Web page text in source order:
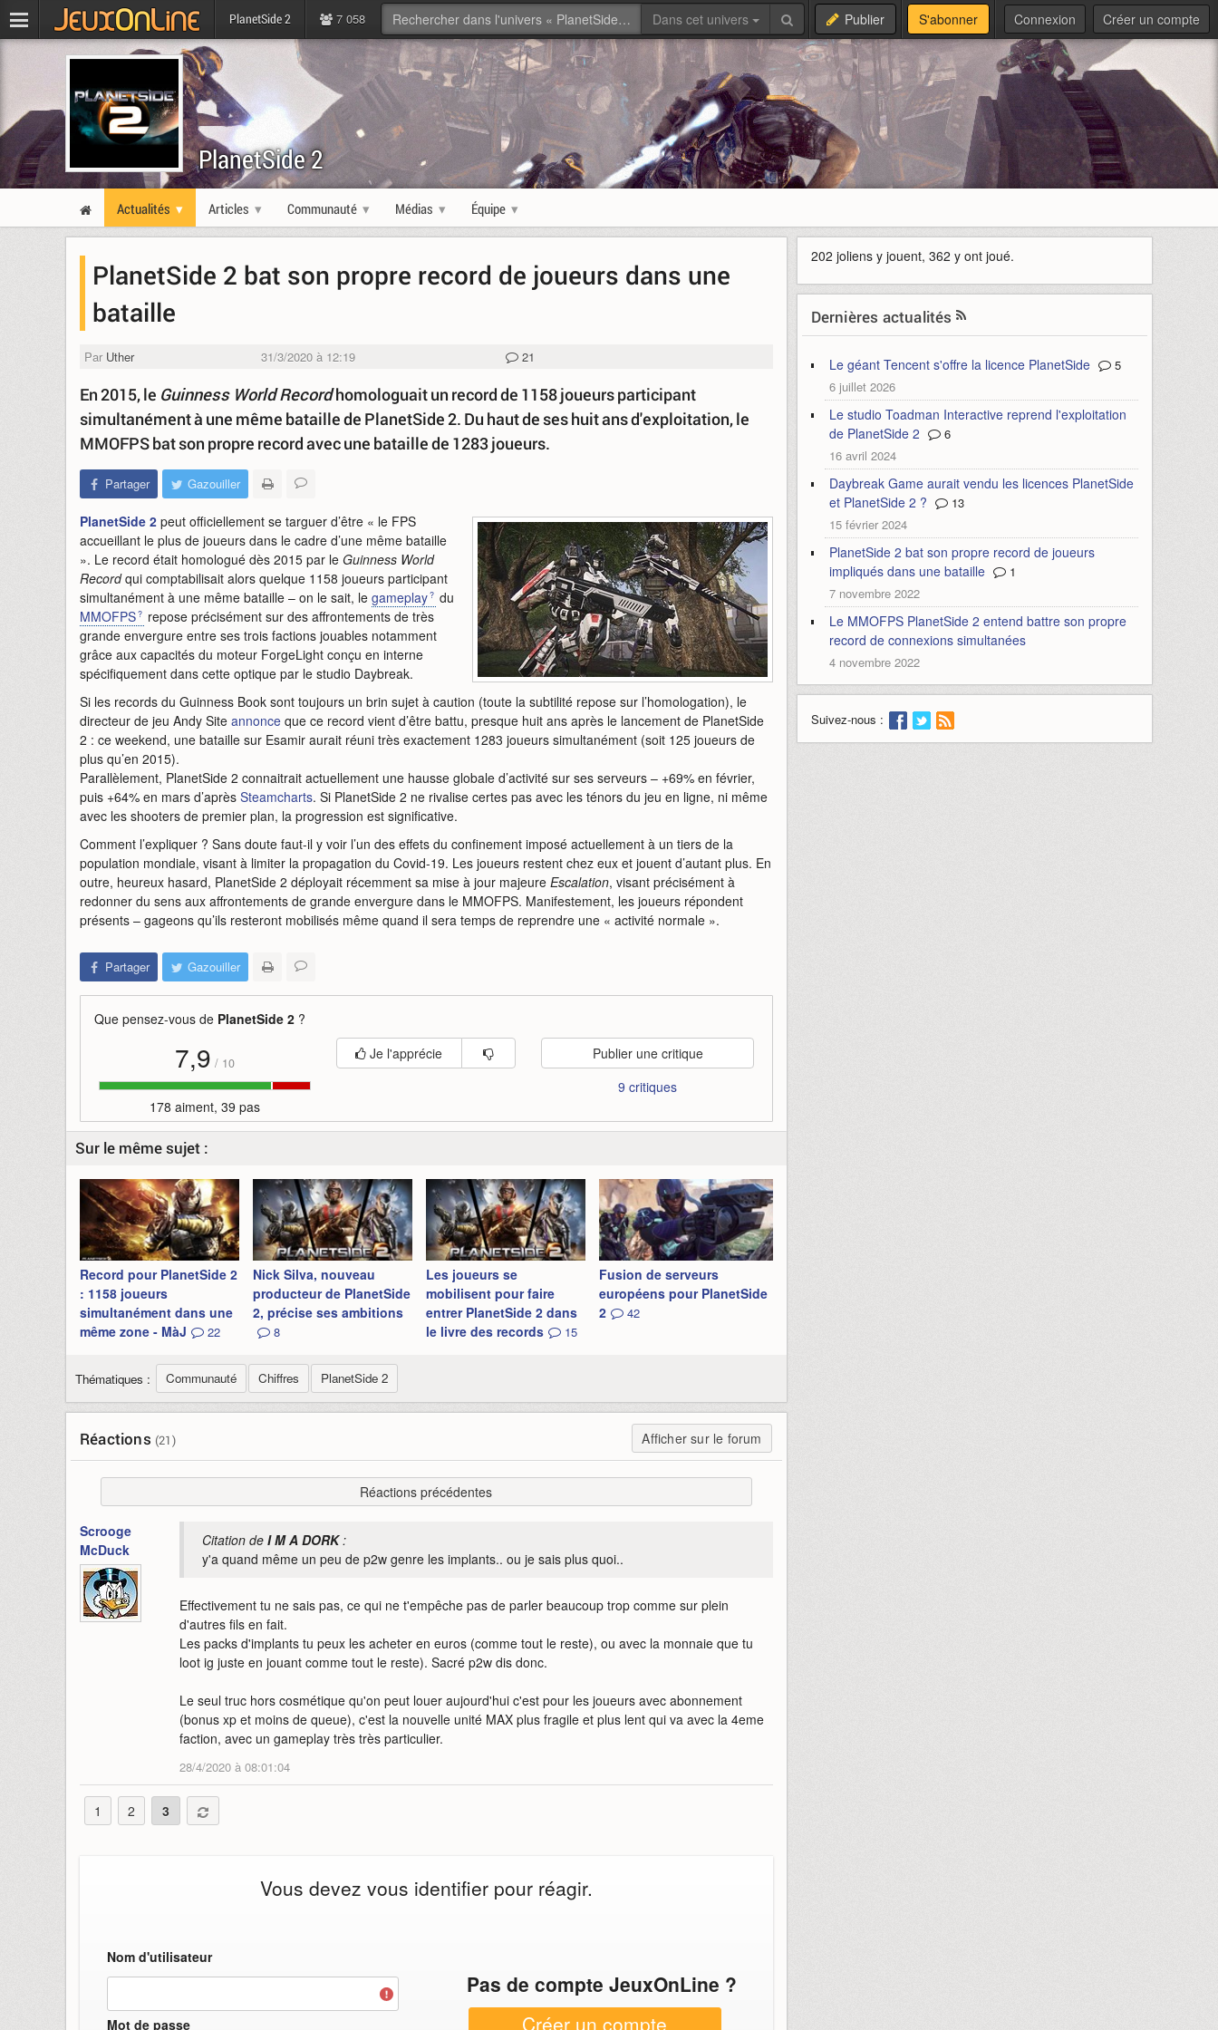
PlanetSide 2 7 058 Dans cet univers Publier S'abonner Connexion Créer un compte
PlanetSide 2
Actualités Articles Communauté Médias Équipe
PlanetSide 2 bat son propre record de joueurs dans une
bataille
Par Uther 31/3/2020 à 12:19 21
En 2015, le Guinness World Recordhomologuait un record de 1158 joueurs participant
simultanément à une même bataille de PlanetSide 2. Du haut de ses huit ans d'exploitation, le
MMOFPS bat son propre record avec une bataille de 1283 joueurs.
Partager Gazouiller
PlanetSide 2 peut officiellement se targuer d’être « le FPS
accueillant le plus de joueurs dans le cadre d’une même bataille
». Le record était homologué dès 2015 par le Guinness World
Recordqui comptabilisait alors quelque 1158 joueurs participant
simultanément à une même bataille – on le sait, le gameplay
du
MMOFPS
repose précisément sur des affrontements de très
grande envergure entre ses trois factions jouables notamment
grâce aux capacités du moteur ForgeLight conçu en interne
spécifiquement dans cette optique par le studio Daybreak.
Si les records du Guinness Book sont toujours un brin sujet à caution (toute la subtilité repose sur l’homologation), le
directeur de jeu Andy Site annonce que ce record vient d’être battu, presque huit ans après le lancement de PlanetSide
2 : ce weekend, une bataille sur Esamir aurait réuni très exactement 1283 joueurs simultanément (soit 125 joueurs de
plus qu’en 2015).
Parallèlement, PlanetSide 2 connaitrait actuellement une hausse globale d’activité sur ses serveurs – +69% en février,
puis +64% en mars d’après Steamcharts. Si PlanetSide 2 ne rivalise certes pas avec les ténors du jeu en ligne, ni même
avec les shooters de premier plan, la progression est significative.
Comment l’expliquer ? Sans doute faut-il y voir l’un des effets du confinement imposé actuellement à un tiers de la
population mondiale, visant à limiter la propagation du Covid-19. Les joueurs restent chez eux et jouent d’autant plus. En
outre, heureux hasard, PlanetSide 2 déployait récemment sa mise à jour majeure Escalation, visant précisément à
redonner du sens aux affrontements de grande envergure dans le MMOFPS. Manifestement, les joueurs répondent
présents – gageons qu’ils resteront mobilisés même quand il sera temps de reprendre une « activité normale ».
Partager Gazouiller
Que pensez-vous de PlanetSide 2 ?
7,9 / 10
178 aiment, 39 pas
Je l'apprécie
Publier une critique
9 critiques
Sur le même sujet :
Record pour PlanetSide 2
: 1158 joueurs
simultanément dans une
même zone - MàJ
22
Nick Silva, nouveau
producteur de PlanetSide
2, précise ses ambitions
8
Les joueurs se
mobilisent pour faire
entrer PlanetSide 2 dans
le livre des records
15
Fusion de serveurs
européens pour PlanetSide
2
42
Thématiques : Communauté Chiffres PlanetSide 2
Réactions (21) Afficher sur le forum
Réactions précédentes
Scrooge
McDuck
Citation de I M A DORK:
y'a quand même un peu de p2w genre les implants.. ou je sais plus quoi..
Effectivement tu ne sais pas, ce qui ne t'empêche pas de parler beaucoup trop comme sur plein
d'autres fils en fait.
Les packs d'implants tu peux les acheter en euros (comme tout le reste), ou avec la monnaie que tu
loot ig juste en jouant comme tout le reste). Sacré p2w dis donc.
Le seul truc hors cosmétique qu'on peut louer aujourd'hui c'est pour les joueurs avec abonnement
(bonus xp et moins de queue), c'est la nouvelle unité MAX plus fragile et plus lent qui va avec la 4eme
faction, avec un gameplay très très particulier.
28/4/2020 à 08:01:04
1 2 3
Vous devez vous identifier pour réagir.
Nom d'utilisateur
Mot de passe
Pas de compte JeuxOnLine ?
Créer un compte
202 joliens y jouent, 362 y ont joué.
Dernières actualités
Le géant Tencent s'offre la licence PlanetSide
5
6 juillet 2026
Le studio Toadman Interactive reprend l'exploitation
de PlanetSide 2
6
16 avril 2024
Daybreak Game aurait vendu les licences PlanetSide
et PlanetSide 2 ?
13
15 février 2024
PlanetSide 2 bat son propre record de joueurs
impliqués dans une bataille
1
7 novembre 2022
Le MMOFPS PlanetSide 2 entend battre son propre
record de connexions simultanées
4 novembre 2022
Suivez-nous :